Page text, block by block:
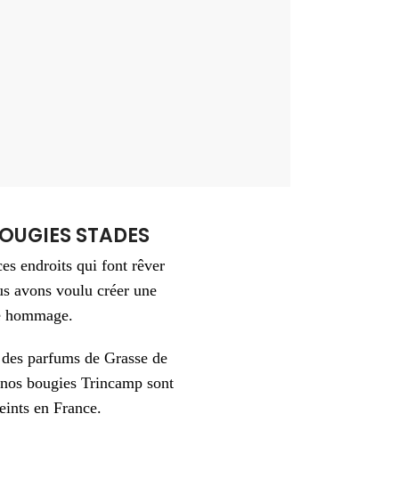
STADES
endroits qui font rêver
avons voulu créer une
parfums de Grasse de
bougies Trincamp sont
en France.